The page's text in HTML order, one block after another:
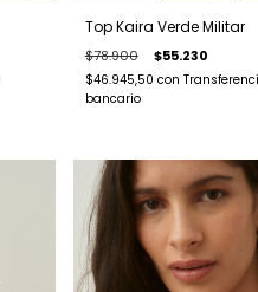
Top Kaira Verde Militar
$78.900 $55.230
$46.945,50 con
bancario